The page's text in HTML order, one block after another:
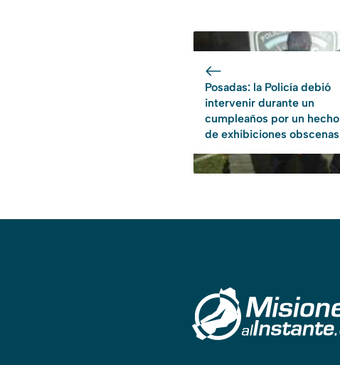
Posadas: la Policía debió
intervenir durante un
cumpleaños por un hecho
de exhibiciones obscenas